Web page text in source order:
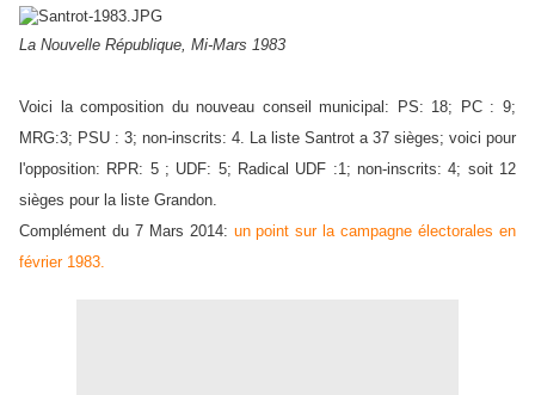
La Nouvelle République, Mi-Mars 1983
Voici la composition du nouveau conseil municipal: PS: 18; PC : 9;
MRG:3; PSU : 3; non-inscrits: 4. La liste Santrot a 37 sièges; voici pour
l'opposition: RPR: 5 ; UDF: 5; Radical UDF :1; non-inscrits: 4; soit 12
sièges pour la liste Grandon.
Complément du 7 Mars 2014: un point sur la campagne électorales en
février 1983.